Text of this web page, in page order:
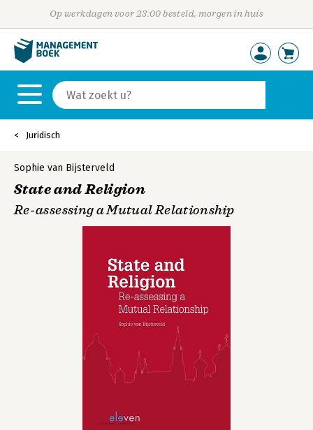
Op werkdagen voor 23:00 besteld, morgen in huis
Juridisch
Sophie van Bijsterveld
State and Religion
Re-assessing a Mutual Relationship